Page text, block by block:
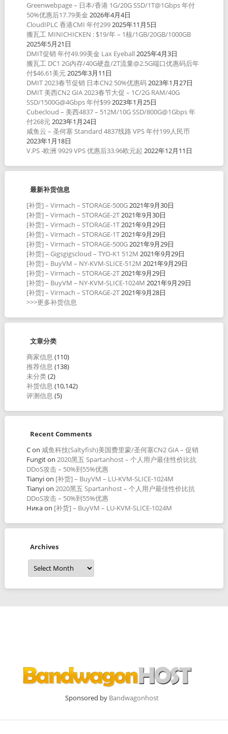
Greenwebpage – 日本/香港 1G/20G SSD/1T@1Gbps 年付
50%优惠后17.79美金 2026年4月4日
CloudIPLC 香港CMI 年付2992025年11月5日
搬瓦工 MINICHICKEN : $19/年 – 1核/1GB/20GB/1000GB
2025年5月21日
DMIT促销 年付49.99美金 Lax Eyeball 2025年4月3日
搬瓦工 DC1 2G内存/40G硬盘/2T流量@2.5G端口优惠码后年
付$46.61美元2025年3月11日
DMIT 2023春节促销 日本CN2 50%优惠码2023年1月27日
DMIT 美西CN2 GIA 2023春节大促 – 1C/2G RAM/40G
SSD/1500G@4Gbps 年付$992023年1月25日
Cubecloud – 美西4837 – 512M/10G SSD/800G@1Gbps 年
付268元2023年1月24日
咸鱼云 – 圣何塞 Standard 4837线路 VPS 年付199人民币
2023年1月18日
V.PS -欧洲 9929 VPS 优惠后33.96欧元起 2022年12月11日
最新补货信息
[补货] – Virmach – STORAGE-500G2021年9月30日
[补货] – Virmach – STORAGE-2T2021年9月30日
[补货] – Virmach – STORAGE-1T2021年9月29日
[补货] – Virmach – STORAGE-1T2021年9月29日
[补货] – Virmach – STORAGE-500G2021年9月29日
[补货] – Gigsgigscloud – TYO-K1 512M 2021年9月29日
[补货] – BuyVM – NY-KVM-SLICE-512M 2021年9月29日
[补货] – Virmach – STORAGE-2T2021年9月29日
[补货] – BuyVM – NY-KVM-SLICE-1024M 2021年9月29日
[补货] – Virmach – STORAGE-2T2021年9月28日
>>>更多补货信息
文章分类
商家信息 (110)
推荐信息 (138)
未分类(2)
补货信息 (10,142)
评测信息 (5)
Recent Comments
Con 咸鱼科技(Saltyfish)美国费里蒙/圣何塞CN2 GIA – 促销
Fungiton 2020黑五 Spartanhost – 个人用户最佳性价比抗
DDoS攻击 – 50%到55%优惠
Tianyion [补货] – BuyVM – LU-KVM-SLICE-1024M
Tianyion 2020黑五 Spartanhost – 个人用户最佳性价比抗
DDoS攻击 – 50%到55%优惠
Никаon [补货] – BuyVM – LU-KVM-SLICE-1024M
Archives
Archives
Sponsored by Bandwagonhost